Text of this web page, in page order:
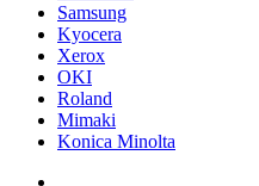
Samsung
Kyocera
Xerox
OKI
Roland
Mimaki
Konica Minolta